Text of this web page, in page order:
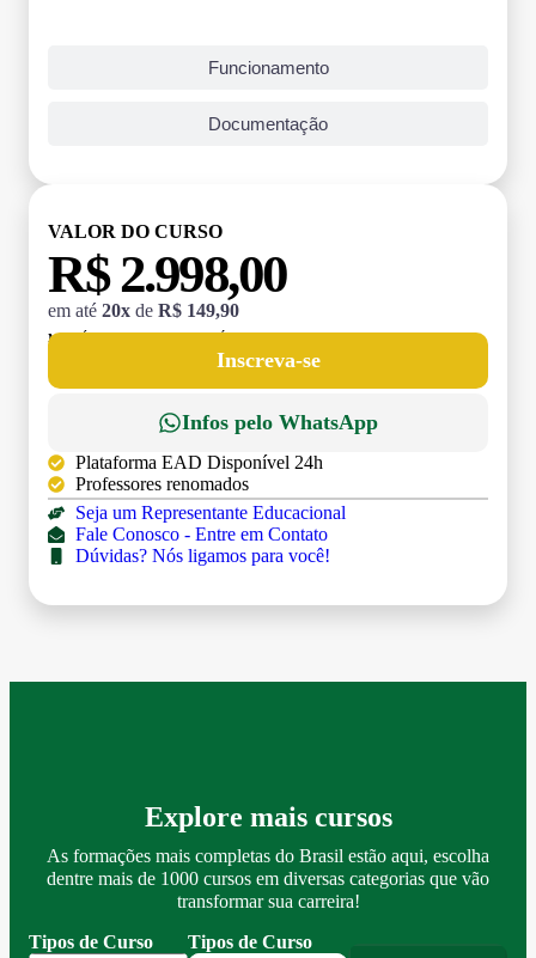
Funcionamento
Documentação
VALOR DO CURSO
R$ 2.998,00
em até 20x de R$ 149,90
MATRÍCULA:
Inscreva-se
Infos pelo WhatsApp
Plataforma EAD Disponível 24h
Professores renomados
Seja um Representante Educacional
Fale Conosco - Entre em Contato
Dúvidas? Nós ligamos para você!
Explore mais cursos
As formações mais completas do Brasil estão aqui, escolha
dentre mais de 1000 cursos em diversas categorias que vão
transformar sua carreira!
Tipos de Curso
Tipos de Curso